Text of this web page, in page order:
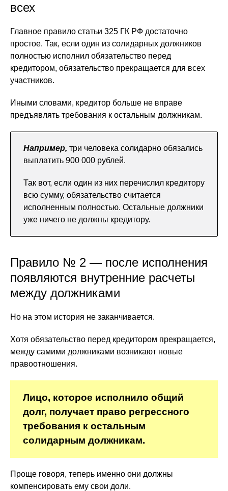
всех
Главное правило статьи 325 ГК РФ достаточно
простое. Так, если один из солидарных должников
полностью исполнил обязательство перед
кредитором, обязательство прекращается для всех
участников.
Иными словами, кредитор больше не вправе
предъявлять требования к остальным должникам.
Например, три человека солидарно обязались
выплатить 900 000 рублей.
Так вот, если один из них перечислил кредитору
всю сумму, обязательство считается
исполненным полностью. Остальные должники
уже ничего не должны кредитору.
Правило № 2 — после исполнения
появляются внутренние расчеты
между должниками
Но на этом история не заканчивается.
Хотя обязательство перед кредитором прекращается,
между самими должниками возникают новые
правоотношения.
Лицо, которое исполнило общий
долг, получает право регрессного
требования к остальным
солидарным должникам.
Проще говоря, теперь именно они должны
компенсировать ему свои доли.